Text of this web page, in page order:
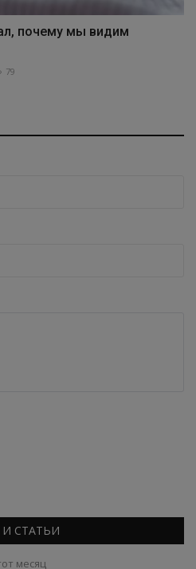
почему мы видим
79
СТАТЬИ
месяц